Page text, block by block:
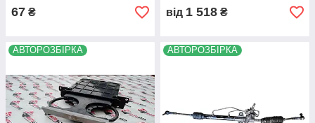
67 ₴ від 1 518 ₴
АВТОРОЗБІРКА АВТОРОЗБІРКА